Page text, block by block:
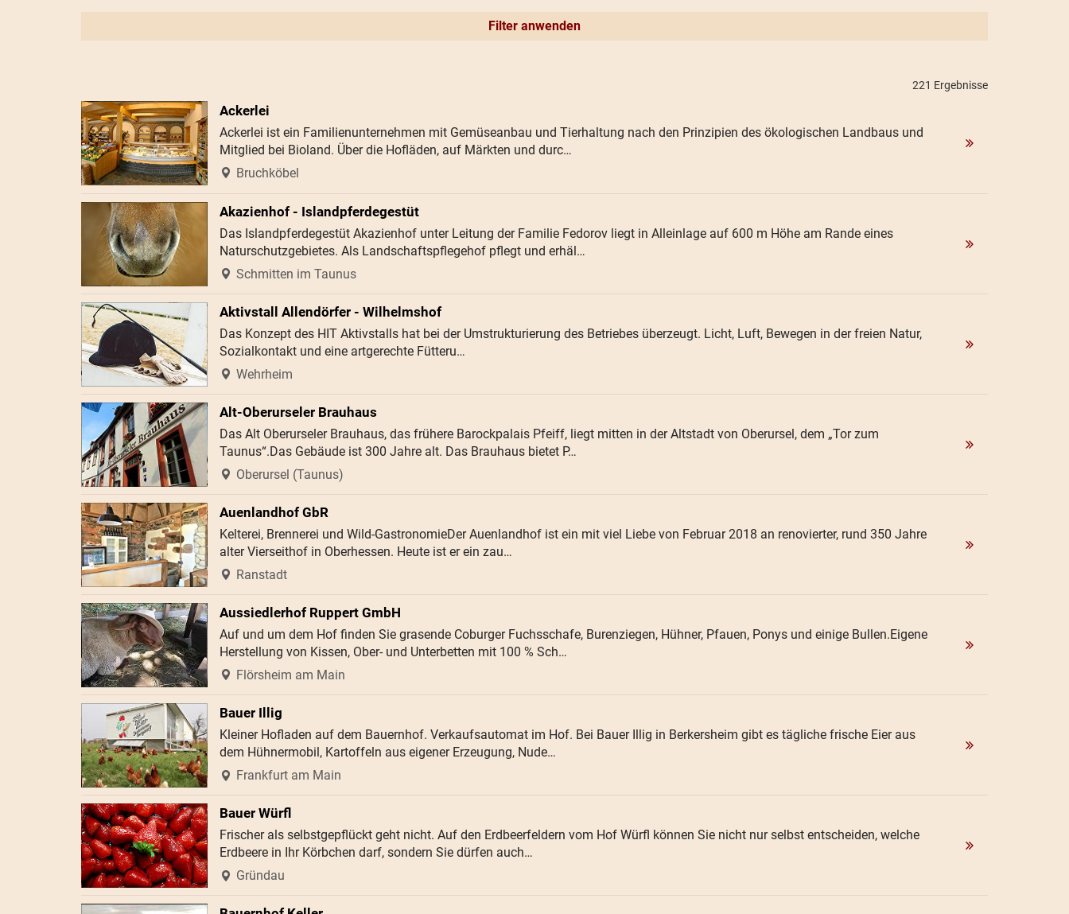
Filter anwenden
221 Ergebnisse
Ackerlei
Ackerlei ist ein Familienunternehmen mit Gemüseanbau und Tierhaltung nach den Prinzipien des ökologischen Landbaus und
Mitglied bei Bioland. Über die Hofläden, auf Märkten und durc…
Bruchköbel
Akazienhof - Islandpferdegestüt
Das Islandpferdegestüt Akazienhof unter Leitung der Familie Fedorov liegt in Alleinlage auf 600 m Höhe am Rande eines
Naturschutzgebietes. Als Landschaftspflegehof pflegt und erhäl…
Schmitten im Taunus
Aktivstall Allendörfer - Wilhelmshof
Das Konzept des HIT Aktivstalls hat bei der Umstrukturierung des Betriebes überzeugt. Licht, Luft, Bewegen in der freien Natur,
Sozialkontakt und eine artgerechte Fütteru…
Wehrheim
Alt-Oberurseler Brauhaus
Das Alt Oberurseler Brauhaus, das frühere Barockpalais Pfeiff, liegt mitten in der Altstadt von Oberursel, dem „Tor zum
Taunus“.Das Gebäude ist 300 Jahre alt. Das Brauhaus bietet P…
Oberursel (Taunus)
Auenlandhof GbR
Kelterei, Brennerei und Wild-GastronomieDer Auenlandhof ist ein mit viel Liebe von Februar 2018 an renovierter, rund 350 Jahre
alter Vierseithof in Oberhessen. Heute ist er ein zau…
Ranstadt
Aussiedlerhof Ruppert GmbH
Auf und um dem Hof finden Sie grasende Coburger Fuchsschafe, Burenziegen, Hühner, Pfauen, Ponys und einige Bullen.Eigene
Herstellung von Kissen, Ober- und Unterbetten mit 100 % Sch…
Flörsheim am Main
Bauer Illig
Kleiner Hofladen auf dem Bauernhof. Verkaufsautomat im Hof. Bei Bauer Illig in Berkersheim gibt es tägliche frische Eier aus
dem Hühnermobil, Kartoffeln aus eigener Erzeugung, Nude…
Frankfurt am Main
Bauer Würfl
Frischer als selbstgepflückt geht nicht. Auf den Erdbeerfeldern vom Hof Würfl können Sie nicht nur selbst entscheiden, welche
Erdbeere in Ihr Körbchen darf, sondern Sie dürfen auch…
Gründau